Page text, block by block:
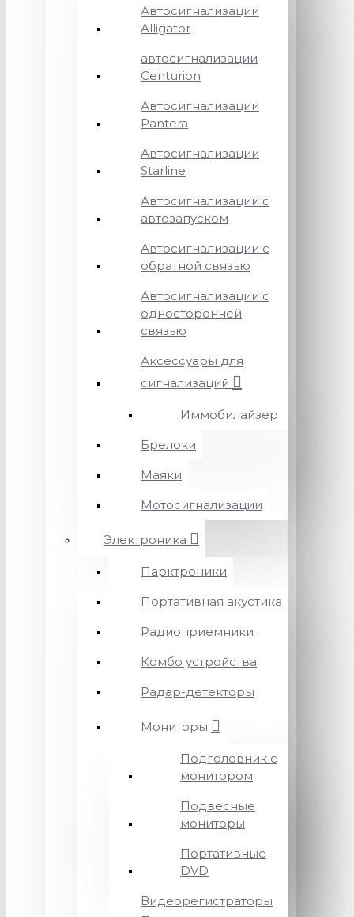
Автосигнализации
Alligator
автосигнализации
Centurion
Автосигнализации
Pantera
Автосигнализации
Starline
Автосигнализации с
автозапуском
Автосигнализации с
обратной связью
Автосигнализации с
односторонней
связью
Аксессуары для
сигнализаций
Иммобилайзер
Брелоки
Маяки
Мотосигнализации
Электроника
Парктроники
Портативная акустика
Радиоприемники
Комбо устройства
Радар-детекторы
Мониторы
Подголовник с
монитором
Подвесные
мониторы
Портативные
DVD
Видеорегистраторы